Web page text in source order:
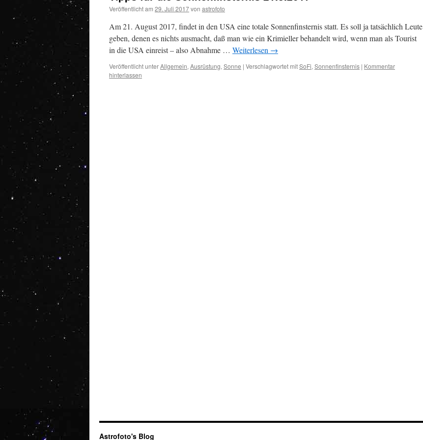
Veröffentlicht am 29. Juli 2017von astrofoto
Am 21. August 2017, findet in den USA eine totale Sonnenfinsternis statt. Es soll ja tatsächlich Leute
geben, denen es nichts ausmacht, daß man wie ein Krimieller behandelt wird, wenn man als Tourist
in die USA einreist – also Abnahme … Weiterlesen →
Veröffentlicht unterAllgemein, Ausrüstung, Sonne | Verschlagwortet mitSoFi, Sonnenfinsternis | Kommentar
hinterlassen
Astrofoto's Blog